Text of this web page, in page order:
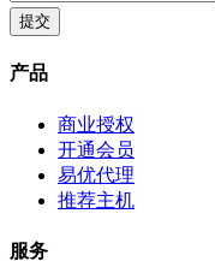
产品
商业授权
开通会员
易优代理
推荐主机
服务